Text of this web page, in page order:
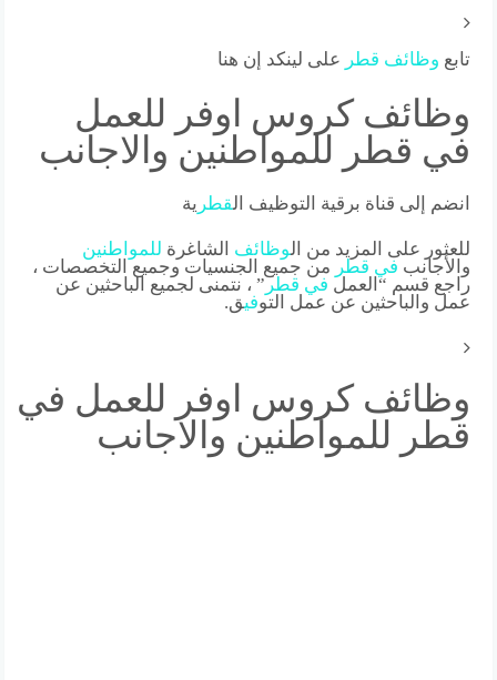
تابع وظائف قطر على لينكد إن هنا
وظائف كروس اوفر للعمل
في قطر للمواطنين والاجانب
انضم إلى قناة برقية التوظيف ال قطر ية
للعثور على المزيد من ال وظائف الشاغرة
للمواطنين
والأجانب في قطر
من جميع الجنسيات وجميع التخصصات ،
راجع قسم “العمل في قطر ” ، نتمنى لجميع الباحثين عن
عمل والباحثين عن عمل التوفيق.
وظائف كروس اوفر للعمل في
قطر للمواطنين والاجانب